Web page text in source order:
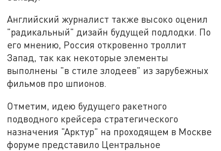
Английский журналист также высоко оценил
"радикальный" дизайн будущей подлодки. По
его мнению, Россия откровенно троллит
Запад, так как некоторые элементы
выполнены "в стиле злодеев" из зарубежных
фильмов про шпионов.
Отметим, идею будущего ракетного
подводного крейсера стратегического
назначения "Арктур" на проходящем в Москве
форуме представило Центральное